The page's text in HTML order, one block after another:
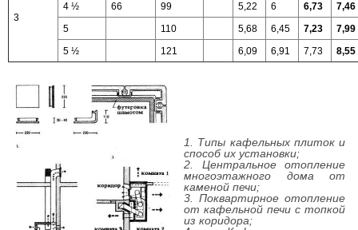
3
4 ½
66 99 5,22 6 6,73
7,46
5
110 5,68 6,45 7,23
7,99
5 ½
121 6,09 6,91 7,73 8,55
1. Типы кафельных плиток и
способ их установки;
2. Центральное отопление
многоэтажного дома от
каменой печи;
3. Поквартирное отопление
от кафельной печи с топкой
из коридора;